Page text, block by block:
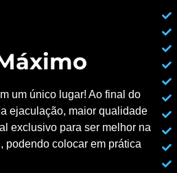
um único lugar! Ao final do
ejaculação, maior qualidade
exclusivo para ser melhor na
podendo colocar em prática